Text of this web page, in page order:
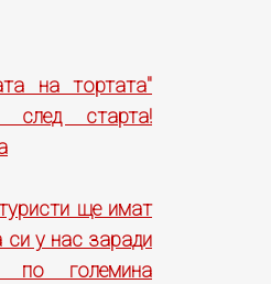
на тортата"
старта!
ще имат
си у нас заради
по големина